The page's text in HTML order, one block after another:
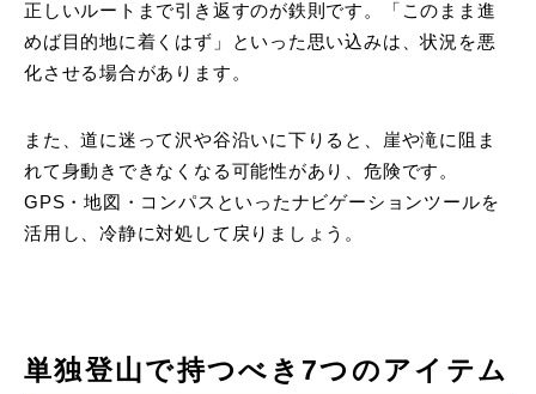
正しいルートまで引き返すのが鉄則です。「このまま進
めば目的地に着くはず」といった思い込みは、状況を悪
化させる場合があります。
また、道に迷って沢や谷沿いに下りると、崖や滝に阻ま
れて身動きできなくなる可能性があり、危険です。
GPS・地図・コンパスといったナビゲーションツールを
活用し、冷静に対処して戻りましょう。
単独登山で持つべき7つのアイテム